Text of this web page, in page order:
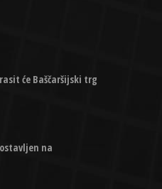
će Baščaršijski trg
na